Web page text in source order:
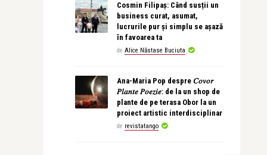
Cosmin Filipaș: Când susții un
business curat, asumat,
lucrurile pur și simplu se așază
în favoarea ta
de Alice Năstase Buciuta
Ana-Maria Pop despre 𝐶𝑜𝑣𝑜𝑟
𝑃𝑙𝑎𝑛𝑡𝑒 𝑃𝑜𝑒𝑧𝑖𝑒: de la un shop de
plante de pe terasa Obor la un
proiect artistic interdisciplinar
de revistatango